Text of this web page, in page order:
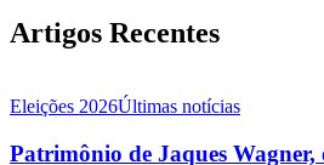
Artigos Recentes
Eleições 2026Últimas notícias
Patrimônio de Jaques